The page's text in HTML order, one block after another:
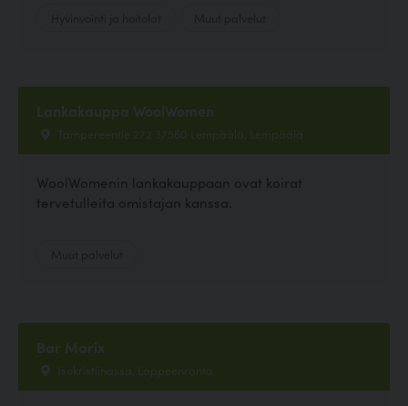
Lankakauppa WoolWomen
Tampereentie 272 37560 Lempäälä, Lempäälä
WoolWomenin lankakauppaan ovat koirat
tervetulleita omistajan kanssa.
Bar Marix
Isokristiinassa, Lappeenranta